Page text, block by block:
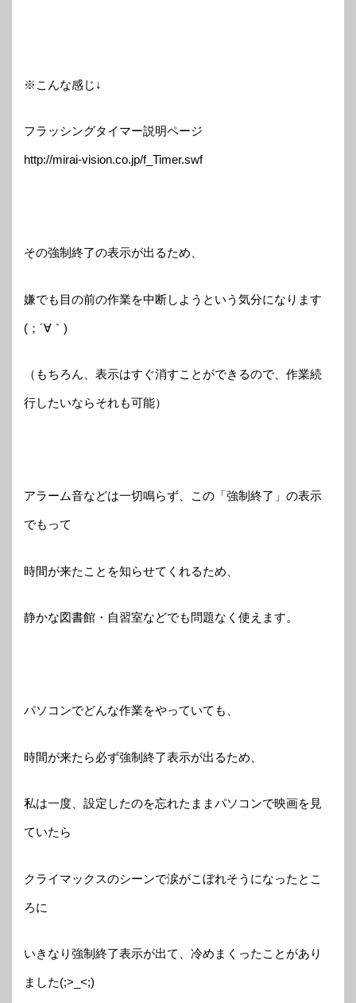
※こんな感じ↓
フラッシングタイマー説明ページ
http://mirai-vision.co.jp/f_Timer.swf
その強制終了の表示が出るため、
嫌でも目の前の作業を中断しようという気分になります
(；´∀｀)
（もちろん、表示はすぐ消すことができるので、作業続
行したいならそれも可能）
アラーム音などは一切鳴らず、この「強制終了」の表示
でもって
時間が来たことを知らせてくれるため、
静かな図書館・自習室などでも問題なく使えます。
パソコンでどんな作業をやっていても、
時間が来たら必ず強制終了表示が出るため、
私は一度、設定したのを忘れたままパソコンで映画を見
ていたら
クライマックスのシーンで涙がこぼれそうになったとこ
ろに
いきなり強制終了表示が出て、冷めまくったことがあり
ました(;>_<;)